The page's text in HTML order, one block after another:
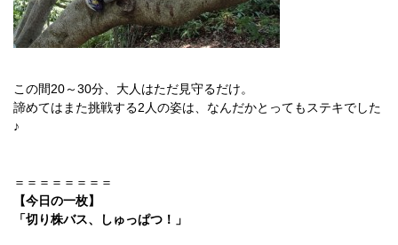
この間20～30分、大人はただ見守るだけ。
諦めてはまた挑戦する2人の姿は、なんだかとってもステキでした
♪
＝＝＝＝＝＝＝＝
【今日の一枚】
「切り株バス、しゅっぱつ！」